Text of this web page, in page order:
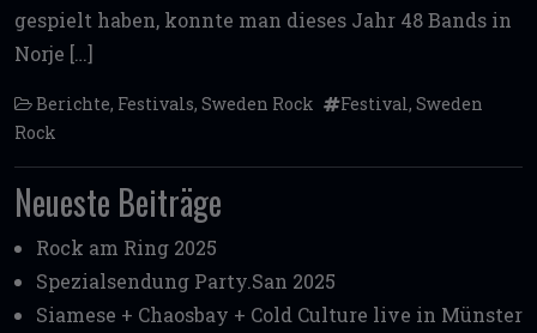
gespielt haben, konnte man dieses Jahr 48 Bands in
Norje […]
Berichte, Festivals, Sweden Rock Festival, Sweden
Rock
Neueste Beiträge
Rock am Ring 2025
Spezialsendung Party.San 2025
Siamese + Chaosbay + Cold Culture live in Münster